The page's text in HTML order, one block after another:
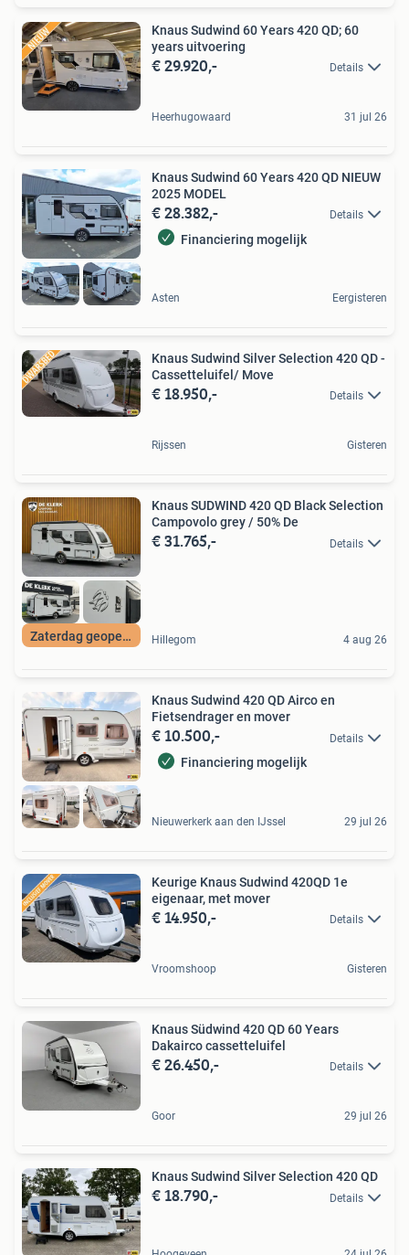
Knaus Sudwind 60 Years 420 QD; 60
years uitvoering
€ 29.920,- Details
Heerhugowaard 31 jul 26
Knaus Sudwind 60 Years 420 QD NIEUW
2025 MODEL
€ 28.382,- Details
Financiering mogelijk
Asten Eergisteren
Knaus Sudwind Silver Selection 420 QD -
Cassetteluifel/ Move
€ 18.950,- Details
Rijssen Gisteren
Zaterdag geopend
Knaus SUDWIND 420 QD Black Selection
Campovolo grey / 50% De
€ 31.765,- Details
Hillegom 4 aug 26
Knaus Sudwind 420 QD Airco en
Fietsendrager en mover
€ 10.500,- Details
Financiering mogelijk
Nieuwerkerk aan den IJssel 29 jul 26
Keurige Knaus Sudwind 420QD 1e
eigenaar, met mover
€ 14.950,- Details
Vroomshoop Gisteren
Knaus Südwind 420 QD 60 Years
Dakairco cassetteluifel
€ 26.450,- Details
Goor 29 jul 26
Knaus Sudwind Silver Selection 420 QD
€ 18.790,- Details